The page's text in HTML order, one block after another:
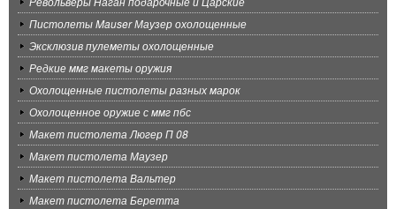
Пистолеты Mauser Маузер охолощенные
Эксклюзив пулеметы охолощенные
Редкие ммг макеты оружия
Охолощенные пистолеты разных марок
Охолощенное оружие с ммг пбс
Макет пистолета Люгер П 08
Макет пистолета Маузер
Макет пистолета Вальтер
Макет пистолета Беретта